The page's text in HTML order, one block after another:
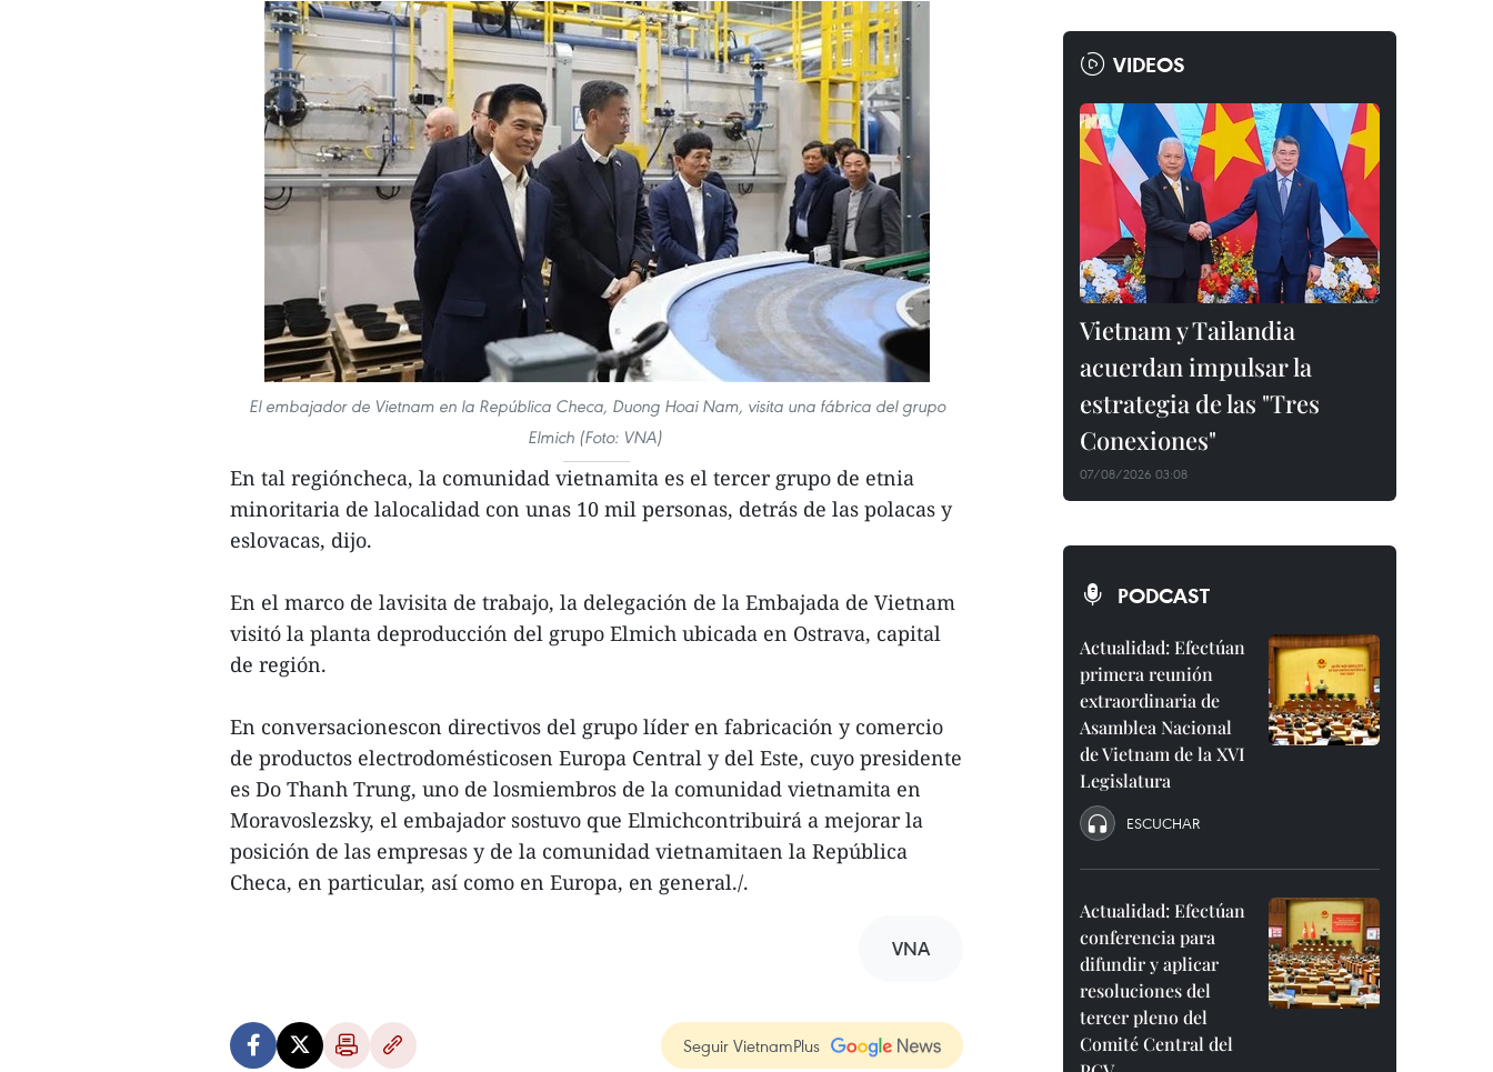
El embajador de Vietnam en la República Checa, Duong Hoai Nam, visita una fábrica del grupo
Elmich (Foto: VNA)
En tal regióncheca, la comunidad vietnamita es el tercer grupo de etnia
minoritaria de lalocalidad con unas 10 mil personas, detrás de las polacas y
eslovacas, dijo.
En el marco de lavisita de trabajo, la delegación de la Embajada de Vietnam
visitó la planta deproducción del grupo Elmich ubicada en Ostrava, capital
de región.
En conversacionescon directivos del grupo líder en fabricación y comercio
de productos electrodomésticosen Europa Central y del Este, cuyo presidente
es Do Thanh Trung, uno de losmiembros de la comunidad vietnamita en
Moravoslezsky, el embajador sostuvo que Elmichcontribuirá a mejorar la
posición de las empresas y de la comunidad vietnamitaen la República
Checa, en particular, así como en Europa, en general./.
VNA
Seguir VietnamPlus
VIDEOS
Vietnam y Tailandia
acuerdan impulsar la
estrategia de las "Tres
Conexiones"
07/08/2026 03:08
PODCAST
Actualidad: Efectúan
primera reunión
extraordinaria de
Asamblea Nacional
de Vietnam de la XVI
Legislatura
ESCUCHAR
Actualidad: Efectúan
conferencia para
difundir y aplicar
resoluciones del
tercer pleno del
Comité Central del